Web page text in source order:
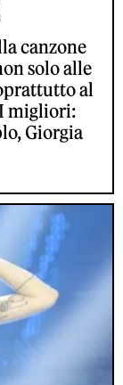
canzone
solo alle
al
migliori:
Giorgia